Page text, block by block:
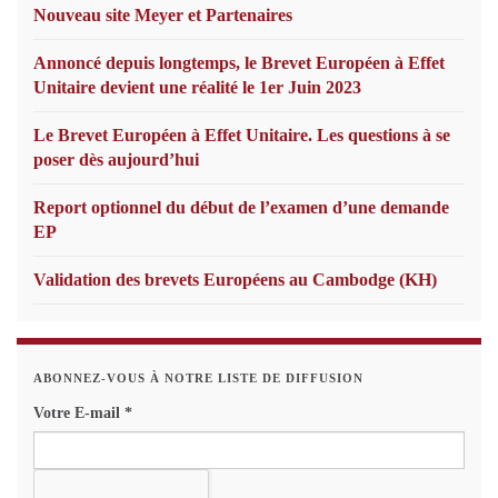
Nouveau site Meyer et Partenaires
Annoncé depuis longtemps, le Brevet Européen à Effet
Unitaire devient une réalité le 1er Juin 2023
Le Brevet Européen à Effet Unitaire. Les questions à se
poser dès aujourd’hui
Report optionnel du début de l’examen d’une demande
EP
Validation des brevets Européens au Cambodge (KH)
ABONNEZ-VOUS À NOTRE LISTE DE DIFFUSION
Votre E-mail *